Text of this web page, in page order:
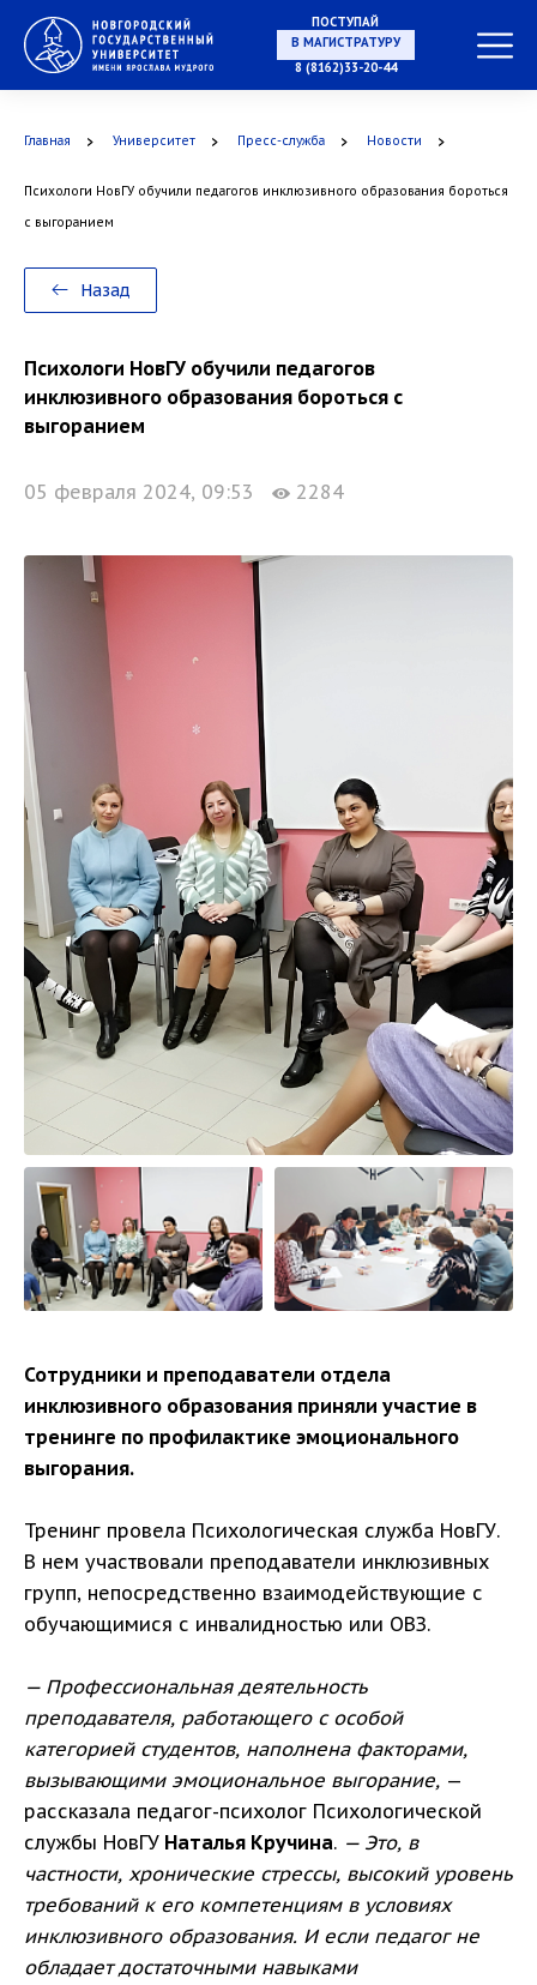
ПОСТУПАЙ
В МАГИСТРАТУРУ
8 (8162)33-20-44
Главная Университет Пресс-служба Новости
Психологи НовГУ обучили педагогов инклюзивного образования бороться
с выгоранием
Назад
Психологи НовГУ обучили педагогов
инклюзивного образования бороться с
выгоранием
05 февраля 2024, 09:53 2284
Сотрудники и преподаватели отдела
инклюзивного образования приняли участие в
тренинге по профилактике эмоционального
выгорания.
Тренинг провела Психологическая служба НовГУ.
В нем участвовали преподаватели инклюзивных
групп, непосредственно взаимодействующие с
обучающимися с инвалидностью или ОВЗ.
— Профессиональная деятельность
преподавателя, работающего с особой
категорией студентов, наполнена факторами,
вызывающими эмоциональное выгорание, —
рассказала педагог-психолог Психологической
службы НовГУ Наталья Кручина. — Это, в
частности, хронические стрессы, высокий уровень
требований к его компетенциям в условиях
инклюзивного образования. И если педагог не
обладает достаточными навыками